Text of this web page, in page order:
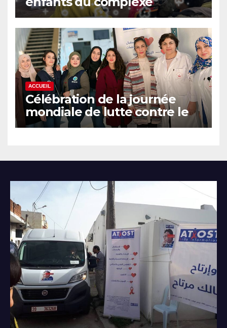
d’enfance de Sidi Thabet
ACCUEIL
Célébration de la journée
mondiale de lutte contre le
SIDA à Sidi Salem Bizerte